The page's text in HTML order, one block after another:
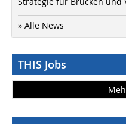
» Alle News
THIS Jobs